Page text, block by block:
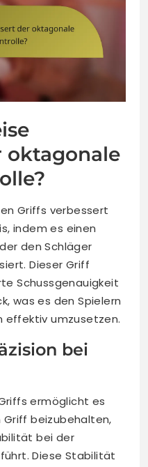
oktagonale
Griffs verbessert
indem es einen
den Schläger
Dieser Griff
Schussgenauigkeit
was es den Spielern
effektiv umzusetzen.
bei
ermöglicht es
beizubehalten,
bei der
Diese Stabilität